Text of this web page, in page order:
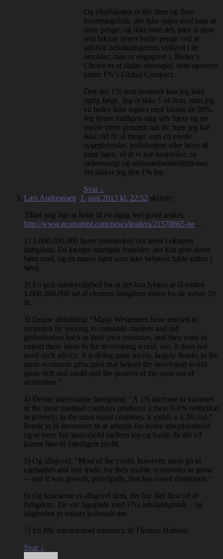
Og efterhånden er der flere og flere
forretningsfolk, der ikke nøjes med bare at
tjene penge, og ikke bare det, men at man
rent faktisk tjener bedre penge ved at
udvikle befolkningernes velfærd i de
områder, man er engageret i. Butler’s
Choice er et sådan eksempel, som opererer
under FN’s Global Compact.
Den der 1% som tyranner kan jeg ikke
rigtig følge. Jeg er ikke 1 af dem, men jeg
vil heller ikke regnes med blandt de 99%.
Jeg tjener muligvis mig selv hjem og en
anelse mere gennem mit liv, men jeg har
ikke råd til så meget som en eneste
sygeplejerske, politibetjent eller lærer til
mine børn, så at vi har hospitaler, en
ordensmagt og uddannelsesinstitutioner,
det takker jeg den 1% for.
Svar ↓
Lars Andreassen, 1. juni 2013 kl. 22:52 skriver:
Tillad mig lige at linke til en rigtig feel good artikel.
http://www.economist.com/news/leaders/21578665-ne…
1) 1.000.000.000 færre mennesker, der lever i ekstrem
fattigdom. En kæmpe mængde forældre, der kan give deres
børn mad, og en masse børn som ikke behøver falde sultne i
søvn.
2) En god sandsynlighed for at det kan lykkes at få endnu
1.000.000.000 ud af ekstrem fattigdom inden for de næste 20
år.
3) Denne afslutning: "Many Westerners have reacted to
recession by seeking to constrain markets and roll
globalisation back in their own countries, and they want to
export these ideas to the developing world, too. It does not
need such advice. It is doing quite nicely, largely thanks to the
same economic principles that helped the developed world
grow rich and could pull the poorest of the poor out of
destitution."
4) Denne interessante beregning: "A 1% increase in incomes
in the most unequal countries produces a mere 0.6% reduction
in poverty; in the most equal countries, it yields a 4.3% cut."
Burde jo få investorer til at arbejde for bedre arbejdsforhold
og et mere fair lønforhold mellem top og bund, da det vil
kunne føre til yderligere profit.
5) Og alligevel: "Most of the credit, however, must go to
capitalism and free trade, for they enable economies to grow
—and it was growth, principally, that has eased destitution."
6) Og kineserne er alligevel dem, der har fået flest ud af
fattigdom. De var ligeglade med FNs udviklingsmål – og
uligheden er vokset kolossalt der.
7) En lille intertekstuel reference til Thomas Hobbes.
Svar ↓